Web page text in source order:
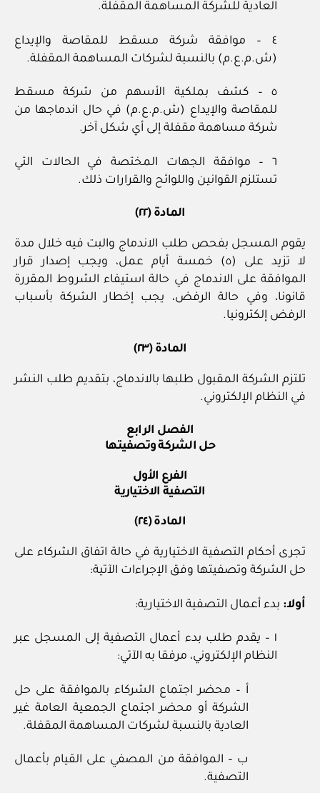
العادية للشركة المساهمة المقفلة.
٤ – موافقة شركة مسقط للمقاصة والإيداع
(ش.م.ع.م) بالنسبة لشركات المساهمة المقفلة.
٥ – كشف بملكية الأسهم من شركة مسقط
للمقاصة والإيداع (ش.م.ع.م) في حال اندماجها من
شركة مساهمة مقفلة إلى أي شكل آخر.
٦ – موافقة الجهات المختصة في الحالات التي
تستلزم القوانين واللوائح والقرارات ذلك.
المادة (٢٢)
يقوم المسجل بفحص طلب الاندماج والبت فيه خلال مدة
لا تزيد على (٥) خمسة أيام عمل، ويجب إصدار قرار
الموافقة على الاندماج في حالة استيفاء الشروط المقررة
قانونا، وفي حالة الرفض، يجب إخطار الشركة بأسباب
الرفض إلكترونيا.
المادة (٢٣)
تلتزم الشركة المقبول طلبها بالاندماج، بتقديم طلب النشر
في النظام الإلكتروني.
الفصل الرابع
حل الشركة وتصفيتها
الفرع الأول
التصفية الاختيارية
المادة (٢٤)
تجرى أحكام التصفية الاختيارية في حالة اتفاق الشركاء على
حل الشركة وتصفيتها وفق الإجراءات الآتية:
أولا: بدء أعمال التصفية الاختيارية:
١ – يقدم طلب بدء أعمال التصفية إلى المسجل عبر
النظام الإلكتروني، مرفقا به الآتي:
أ – محضر اجتماع الشركاء بالموافقة على حل
الشركة أو محضر اجتماع الجمعية العامة غير
العادية بالنسبة لشركات المساهمة المقفلة.
ب – الموافقة من المصفي على القيام بأعمال
التصفية.